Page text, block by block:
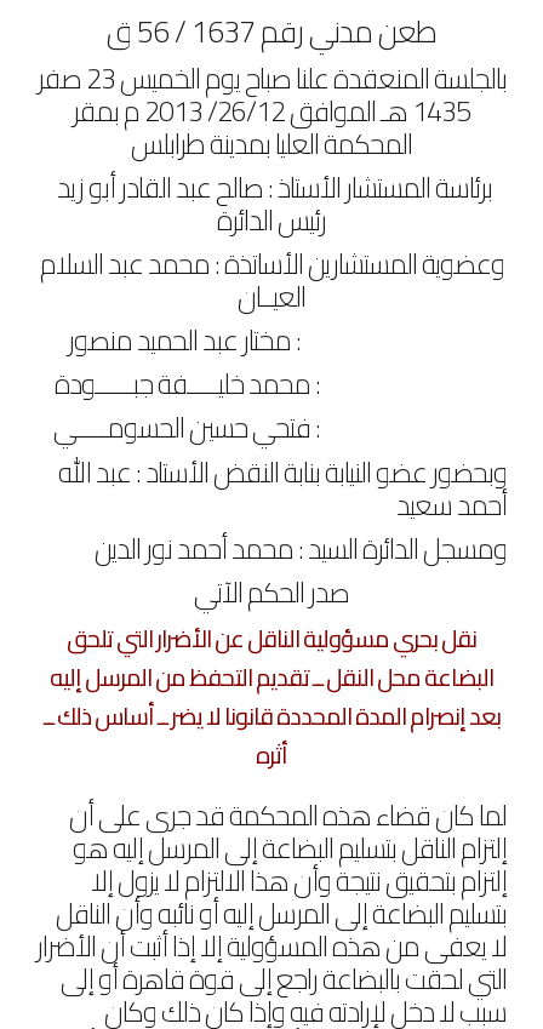
طعن مدني رقم 1637 / 56 ق
بالجلسة المنعقدة علنا صباح يوم الخميس 23 صفر
1435 هـ الموافق 26/12/ 2013 م بمقر
المحكمة العليا بمدينة طرابلس
برئاسة المستشار الأستاذ : صالح عبد القادر أبو زيد
رئيس الدائرة
وعضوية المستشارين الأساتذة : محمد عبد السلام
العيــان
: مختار عبد الحميد منصور
: محمد خليـــــفة جبــــــودة
: فتحي حسين الحسومـــــي
وبحضور عضو النيابة بنابة النقض الأستاد : عبد الله
أحمد سعيد
ومسجل الدائرة السيد : محمد أحمد نور الدين
صدر الحكم الآتي
نقل بحري مسؤولية الناقل عن الأضرار التي تلحق
البضاعة محل النقل ــ تقديم التحفظ من المرسل إليه
بعد إنصرام المدة المحددة قانونا لا يضر ــ أساس ذلك ــ
أثره
لما كان قضاء هذه المحكمة قد جرى على أن
إلتزام الناقل بتسليم البضاعة إلى المرسل إليه هو
إلتزام بتحقيق نتيجة وأن هذا الالتزام لا يزول إلا
بتسليم البضاعة إلى المرسل إليه أو نائبه وأن الناقل
لا يعفى من هذه المسؤولية إلا إذا أثبت أن الأضرار
التي لحقت بالبضاعة راجع إلى قوة قاهرة أو إلى
سبب لا دخل لإرادته فيه وإذا كان ذلك وكان